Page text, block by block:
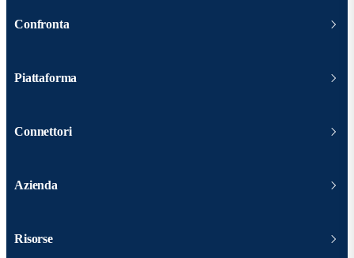
Confronta
Piattaforma
Connettori
Azienda
Risorse